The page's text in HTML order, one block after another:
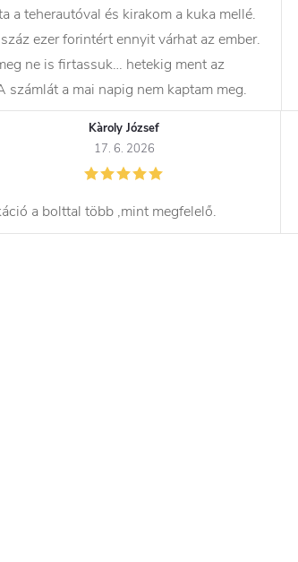
a teherautóval és kirakom a kuka mellé.
ezer forintért ennyit várhat az ember.
ne is firtassuk… hetekig ment az
számlát a mai napig nem kaptam meg.
Kàroly József
17. 6. 2026
a bolttal több ,mint megfelelő.